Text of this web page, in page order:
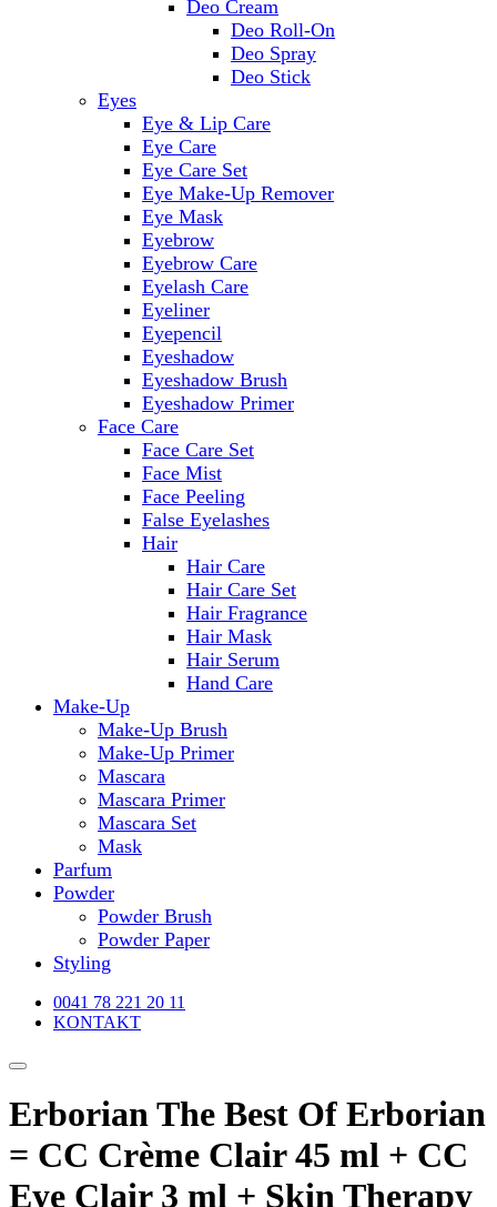
Deo Cream
Deo Roll-On
Deo Spray
Deo Stick
Eyes
Eye & Lip Care
Eye Care
Eye Care Set
Eye Make-Up Remover
Eye Mask
Eyebrow
Eyebrow Care
Eyelash Care
Eyeliner
Eyepencil
Eyeshadow
Eyeshadow Brush
Eyeshadow Primer
Face Care
Face Care Set
Face Mist
Face Peeling
False Eyelashes
Hair
Hair Care
Hair Care Set
Hair Fragrance
Hair Mask
Hair Serum
Hand Care
Make-Up
Make-Up Brush
Make-Up Primer
Mascara
Mascara Primer
Mascara Set
Mask
Parfum
Powder
Powder Brush
Powder Paper
Styling
0041 78 221 20 11
KONTAKT
Erborian The Best Of Erborian
= CC Crème Clair 45 ml + CC
Eye Clair 3 ml + Skin Therapy